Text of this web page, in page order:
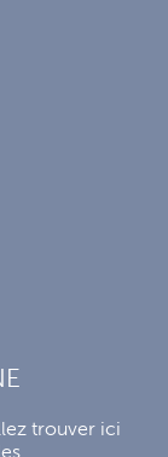
trouver ici